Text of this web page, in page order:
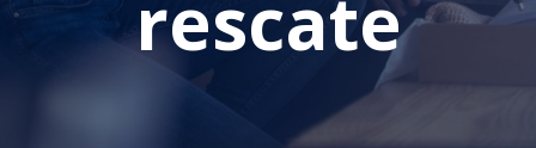
rescate